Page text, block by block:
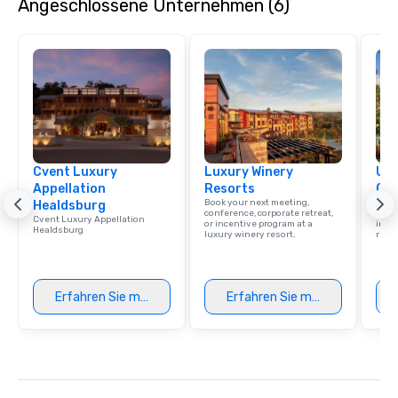
Angeschlossene Unternehmen (6)
Cvent Luxury
Appellation
Healdsburg
Cvent Luxury Appellation
Healdsburg
Erfahren Sie mehr
Luxury Winery
Resorts
Book your next meeting,
conference, corporate retreat,
or incentive program at a
luxury winery resort.
Erfahren Sie mehr
Find